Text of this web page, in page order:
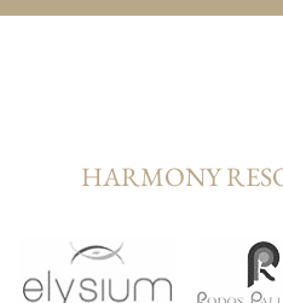
HARMONY